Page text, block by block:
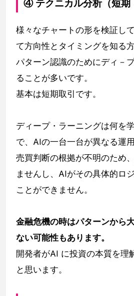
④ テクニカル分析（短期
様々なチャートの形を検証し
て方向性とタイミングを知る方
パターン認識のためにディ－
ることが多いです。
基本は短期取引です。
ディープ・ラーニングは何を
で、AIの一台一台が異なる運用
売買判断の根拠が不明のため
ませんし、AIがその具体的ロ
ことができません。
金融危機の時はパターンから
ない可能性もあります。
開発者がAI に投資の本質を理
と思います。